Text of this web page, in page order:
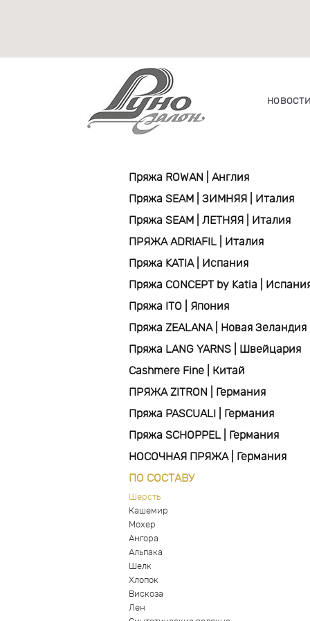
НОВОСТИ
Пряжа ROWAN | Англия
Пряжа SEAM | ЗИМНЯЯ | Италия
Пряжа SEAM | ЛЕТНЯЯ | Италия
ПРЯЖА ADRIAFIL | Италия
Пряжа KATIA | Испания
Пряжа CONCEPT by Katia |
Пряжа ITO | Япония
Пряжа ZEALANA | Новая Зеландия
Пряжа LANG YARNS | Швейцария
Cashmere Fine | Китай
ПРЯЖА ZITRON | Германия
Пряжа PASCUALI | Германия
Пряжа SCHOPPEL | Германия
НОСОЧНАЯ ПРЯЖА | Германия
ПО СОСТАВУ
Шерсть
Кашемир
Мохер
Ангора
Альпака
Шелк
Хлопок
Вискоза
Лен